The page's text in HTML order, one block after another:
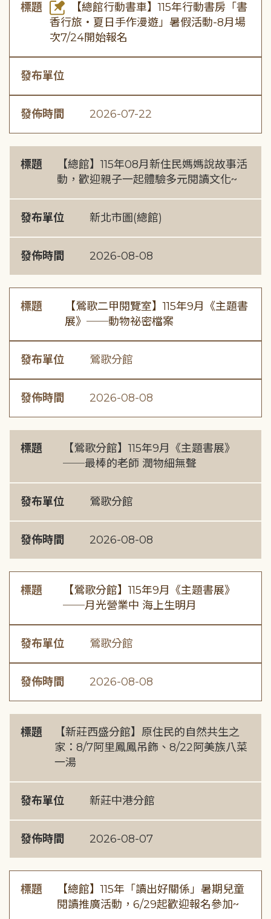
標題
【總館行動書車】115年行動書房「書
香行旅・夏日手作漫遊」暑假活動-8月場
次7/24開始報名
發布單位
發佈時間 2026-07-22
標題
【總館】115年08月新住民媽媽說故事活
動，歡迎親子一起體驗多元閱讀文化~
發布單位 新北市圖(總館)
發佈時間 2026-08-08
標題
【鶯歌二甲閱覽室】115年9月《主題書
展》──動物祕密檔案
發布單位 鶯歌分館
發佈時間 2026-08-08
標題
【鶯歌分館】115年9月《主題書展》
──最棒的老師 潤物細無聲
發布單位 鶯歌分館
發佈時間 2026-08-08
標題
【鶯歌分館】115年9月《主題書展》
──月光營業中 海上生明月
發布單位 鶯歌分館
發佈時間 2026-08-08
標題
【新莊西盛分館】原住民的自然共生之
家：8/7阿里鳳鳳吊飾、8/22阿美族八菜
一湯
發布單位 新莊中港分館
發佈時間 2026-08-07
標題
【總館】115年「讀出好關係」暑期兒童
閱讀推廣活動，6/29起歡迎報名參加~